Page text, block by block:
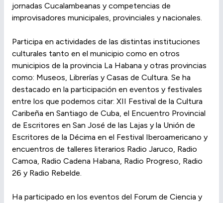
jornadas Cucalambeanas y competencias de
improvisadores municipales, provinciales y nacionales.
Participa en actividades de las distintas instituciones
culturales tanto en el municipio como en otros
municipios de la provincia La Habana y otras provincias
como: Museos, Librerías y Casas de Cultura. Se ha
destacado en la participación en eventos y festivales
entre los que podemos citar: XII Festival de la Cultura
Caribeña en Santiago de Cuba, el Encuentro Provincial
de Escritores en San José de las Lajas y la Unión de
Escritores de la Décima en el Festival Iberoamericano y
encuentros de talleres literarios Radio Jaruco, Radio
Camoa, Radio Cadena Habana, Radio Progreso, Radio
26 y Radio Rebelde.
Ha participado en los eventos del Forum de Ciencia y